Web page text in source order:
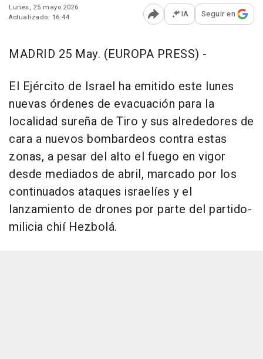
Lunes, 25 mayo 2026
Actualizado: 16:44
Abrir opciones para
IA Seguir en
MADRID 25 May. (EUROPA PRESS) -
El Ejército de Israel ha emitido este lunes
nuevas órdenes de evacuación para la
localidad sureña de Tiro y sus alrededores de
cara a nuevos bombardeos contra estas
zonas, a pesar del alto el fuego en vigor
desde mediados de abril, marcado por los
continuados ataques israelíes y el
lanzamiento de drones por parte del partido-
milicia chií Hezbolá.